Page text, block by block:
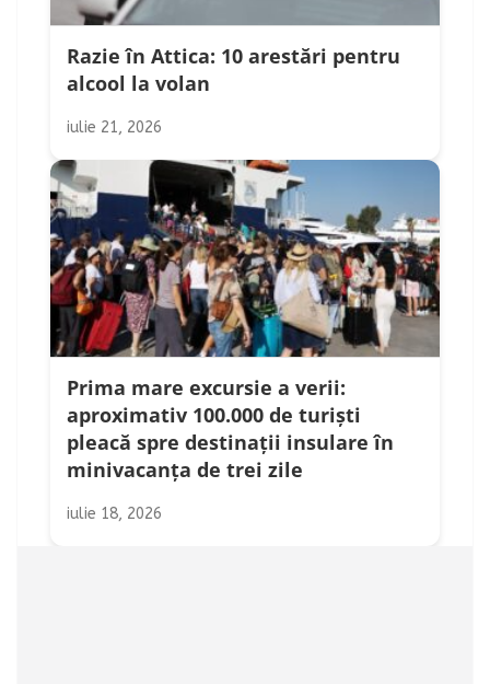
Razie în Attica: 10 arestări pentru
alcool la volan
iulie 21, 2026
Prima mare excursie a verii:
aproximativ 100.000 de turiști
pleacă spre destinații insulare în
minivacanța de trei zile
iulie 18, 2026